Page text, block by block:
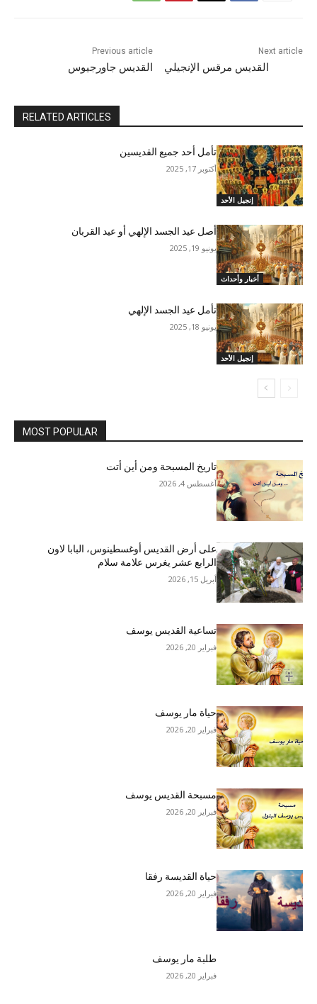
Previous article
القديس جاورجيوس
Next article
القديس مرقس الإنجيلي
RELATED ARTICLES
إنجيل الأحد
تأمل أحد جميع القديسين
أكتوبر 17, 2025
أخبار وأحداث
أصل عيد الجسد الإلهي أو عيد القربان
يونيو 19, 2025
إنجيل الأحد
تأمل عيد الجسد الإلهي
يونيو 18, 2025
MOST POPULAR
تاريخ المسبحة ومن أين أتت
أغسطس 4, 2026
على أرض القديس أوغسطينوس، البابا لاون
الرابع عشر يغرس علامة سلام
أبريل 15, 2026
تساعية القديس يوسف
فبراير 20, 2026
حياة مار يوسف
فبراير 20, 2026
مسبحة القديس يوسف
فبراير 20, 2026
حياة القديسة رفقا
فبراير 20, 2026
طلبة مار يوسف
فبراير 20, 2026